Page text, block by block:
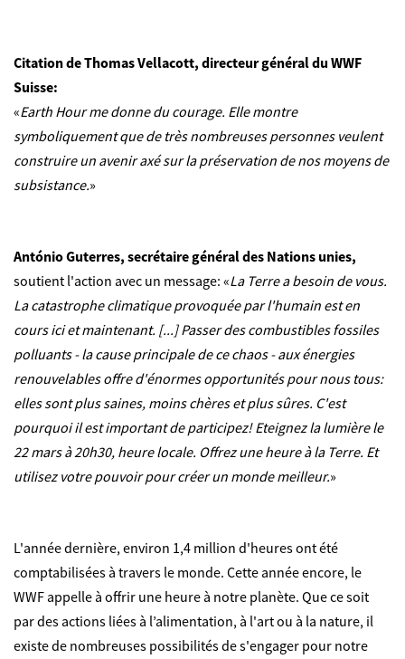
Citation de Thomas Vellacott, directeur général du WWF
Suisse:
«Earth Hour me donne du courage. Elle montre
symboliquement que de très nombreuses personnes veulent
construire un avenir axé sur la préservation de nos moyens de
subsistance.»
António Guterres, secrétaire général des Nations unies,
soutient l'action avec un message: «La Terre a besoin de vous.
La catastrophe climatique provoquée par l'humain est en
cours ici et maintenant. [...] Passer des combustibles fossiles
polluants - la cause principale de ce chaos - aux énergies
renouvelables offre d'énormes opportunités pour nous tous:
elles sont plus saines, moins chères et plus sûres. C'est
pourquoi il est important de participez! Eteignez la lumière le
22 mars à 20h30, heure locale. Offrez une heure à la Terre. Et
utilisez votre pouvoir pour créer un monde meilleur.»
L'année dernière, environ 1,4 million d'heures ont été
comptabilisées à travers le monde. Cette année encore, le
WWF appelle à offrir une heure à notre planète. Que ce soit
par des actions liées à l’alimentation, à l'art ou à la nature, il
existe de nombreuses possibilités de s'engager pour notre